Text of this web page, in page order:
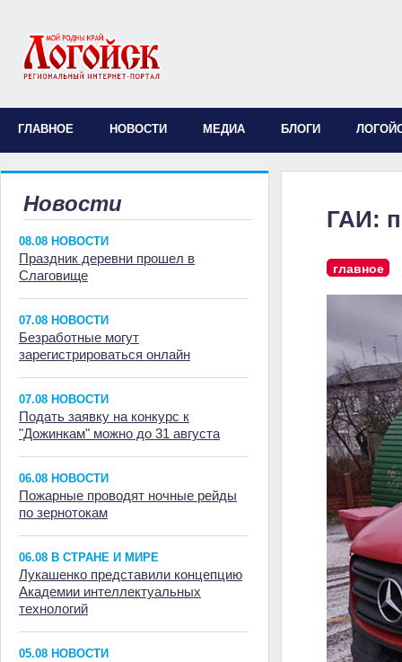
ГЛАВНОЕ НОВОСТИ МЕДИА БЛОГИ
Новости
08.08 НОВОСТИ
Праздник деревни прошел в
Слаговище
07.08 НОВОСТИ
Безработные могут
зарегистрироваться онлайн
07.08 НОВОСТИ
Подать заявку на конкурс к
"Дожинкам" можно до 31 августа
06.08 НОВОСТИ
Пожарные проводят ночные рейды
по зернотокам
06.08 В СТРАНЕ И МИРЕ
Лукашенко представили концепцию
Академии интеллектуальных
технологий
05.08 НОВОСТИ
ГАИ:
главное